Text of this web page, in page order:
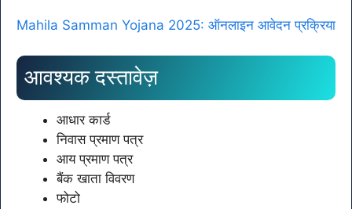
Mahila Samman Yojana 2025: ऑनलाइन आवेदन प्रक्रिया
आवश्यक दस्तावेज़
आधार कार्ड
निवास प्रमाण पत्र
आय प्रमाण पत्र
बैंक खाता विवरण
फोटो